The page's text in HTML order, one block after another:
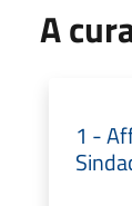
A
1 -